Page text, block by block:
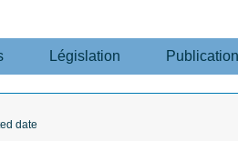
Législation
date